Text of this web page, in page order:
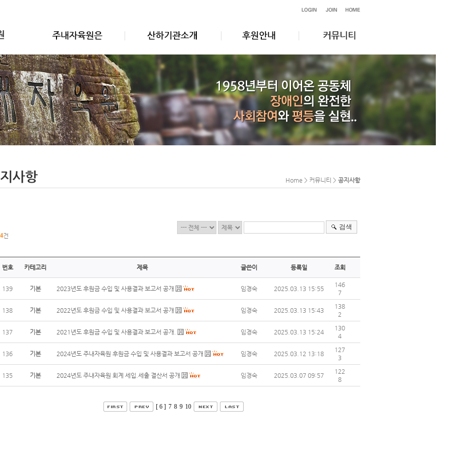
Home > 커뮤니티 > 공지사항
건
검색
번호 카테고리 제목 글쓴이 등록일 조회
139 기본 2023년도 후원금 수입 및 사용결과 보고서 공개 임경숙 2025.03.13 15:55
146
7
138 기본 2022년도 후원금 수입 및 사용결과 보고서 공개 임경숙 2025.03.13 15:43
138
2
137 기본 2021년도 후원금 수입 및 사용결과 보고서 공개. 임경숙 2025.03.13 15:24
130
4
136 기본 2024년도 주내자육원 후원금 수입 및 사용결과 보고서 공개 임경숙 2025.03.12 13:18
127
3
135 기본 2024년도 주내자육원 회계 세입.세출 결산서 공개 임경숙 2025.03.07 09:57
122
8
[ 6 ] 7 8 9 10